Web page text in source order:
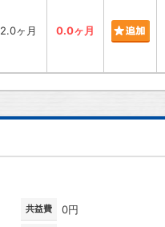
2.0ヶ月 0.0ヶ月
共益費 0円